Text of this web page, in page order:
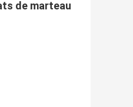
de marteau